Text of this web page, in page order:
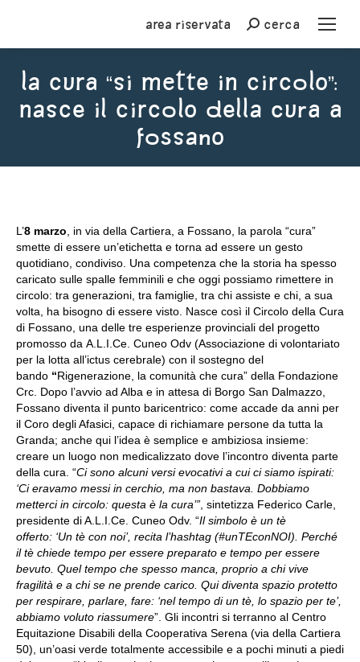
Area riservata Cercacerca
La cura “si mette in circolo”:
nasce il Circolo della Cura a
Fossano
L’8 marzo , in via della Cartiera, a Fossano, la parola “cura”
smette di essere un’etichetta e torna ad essere un gesto
quotidiano, condiviso. Una competenza che la storia ha spesso
caricato sulle spalle femminili e che oggi possiamo rimettere in
circolo: tra generazioni, tra famiglie, tra chi assiste e chi, a sua
volta, ha bisogno di essere visto. Nasce così il Circolo della Cura
di Fossano, una delle tre esperienze provinciali del progetto
promosso da A.L.I.Ce. Cuneo Odv (Associazione di volontariato
per la lotta all’ictus cerebrale) con il sostegno del
bando “Rigenerazione, la comunità che cura” della Fondazione
Crc. Dopo l’avvio ad Alba e in attesa di Borgo San Dalmazzo,
Fossano diventa il punto baricentrico: come accade da anni per
il Coro degli Afasici, capace di richiamare persone da tutta la
Granda; anche qui l’idea è semplice e ambiziosa insieme:
creare un luogo non medicalizzato dove l’incontro diventa parte
della cura. “Ci sono alcuni versi evocativi a cui ci siamo ispirati:
‘Ci eravamo messi in cerchio, ma non bastava. Dobbiamo
metterci in circolo: questa è la cura’” , sintetizza Federico Carle,
presidente di A.L.I.Ce. Cuneo Odv. “Il simbolo è un tè
offerto: ‘Un tè con noi’, recita l’hashtag (#unTEconNOI). Perché
il tè chiede tempo per essere preparato e tempo per essere
bevuto. Quel tempo che spesso manca, proprio a chi vive
fragilità e a chi se ne prende carico. Qui diventa spazio protetto
per respirare, parlare, fare: ‘nel tempo di un tè, lo spazio per te’,
abbiamo voluto riassumere”. Gli incontri si terranno al Centro
Equitazione Disabili della Cooperativa Serena (via della Cartiera
50), un’oasi verde totalmente accessibile e a pochi minuti a piedi